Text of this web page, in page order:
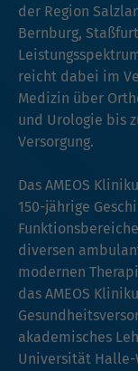
der Region
Bernburg,
reicht dabei im
Medizin über
und Urologie bis
Versorgung.
Das AMEOS
150-jährige
diversen
modernen
das AMEOS
akademisches
Universität